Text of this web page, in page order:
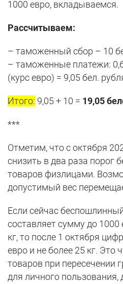
1000 евро, вкладываемся.
Рассчитываем:
– таможенный сбор – 10
– таможенные платежи:
(курс евро) = 9,05 бел.
Итого: 9,05 + 10 = 19,05
***
Отметим, что с октября
снизить в два раза порог
товаров физлицами.
допустимый вес
Если сейчас
составляет сумму до 1000
кг, то после 1 октября
евро и не более 25 кг. Это
товаров при пересечении
для личного